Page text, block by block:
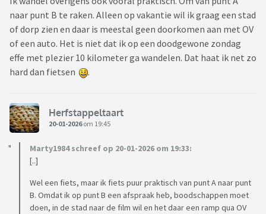
naar punt B te raken. Alleen op vakantie wil ik graag een stad
of dorp zien en daar is meestal geen doorkomen aan met OV
of een auto. Het is niet dat ik op een doodgewone zondag
effe met plezier 10 kilometer ga wandelen. Dat haat ik net zo
hard dan fietsen
.
Herfstappeltaart
20-01-2026om 19:45
Marty1984 schreef op 20-01-2026 om 19:33:
[..]
Wel een fiets, maar ik fiets puur praktisch van punt A naar punt
B. Omdat ik op punt B een afspraak heb, boodschappen moet
doen, in de stad naar de film wil en het daar een ramp qua OV